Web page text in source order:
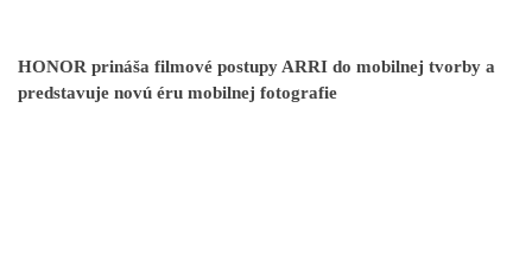
HONOR prináša filmové postupy ARRI do mobilnej tvorby a
predstavuje novú éru mobilnej fotografie